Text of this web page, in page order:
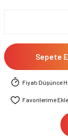
Sepete
Fiyatı Düşünce